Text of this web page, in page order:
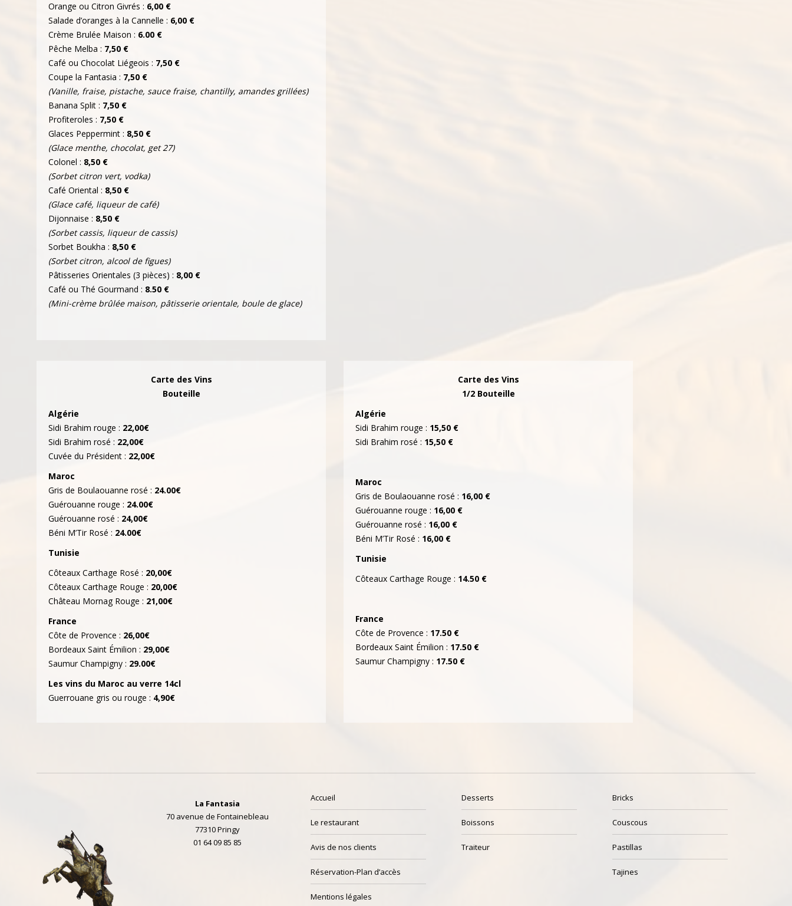
Orange ou Citron Givrés : 6,00 €
Salade d’oranges à la Cannelle : 6,00 €
Crème Brulée Maison : 6.00 €
Pêche Melba : 7,50 €
Café ou Chocolat Liégeois : 7,50 €
Coupe la Fantasia : 7,50 €
(Vanille, fraise, pistache, sauce fraise, chantilly, amandes grillées)
Banana Split : 7,50 €
Profiteroles : 7,50 €
Glaces Peppermint : 8,50 €
(Glace menthe, chocolat, get 27)
Colonel : 8,50 €
(Sorbet citron vert, vodka)
Café Oriental : 8,50 €
(Glace café, liqueur de café)
Dijonnaise : 8,50 €
(Sorbet cassis, liqueur de cassis)
Sorbet Boukha : 8,50 €
(Sorbet citron, alcool de figues)
Pâtisseries Orientales (3 pièces) : 8,00 €
Café ou Thé Gourmand : 8.50 €
(Mini-crème brûlée maison, pâtisserie orientale, boule de glace)
Carte des Vins
Bouteille
Algérie
Sidi Brahim rouge : 22,00€
Sidi Brahim rosé : 22,00€
Cuvée du Président : 22,00€
Maroc
Gris de Boulaouanne rosé : 24.00€
Guérouanne rouge : 24.00€
Guérouanne rosé : 24,00€
Béni M’Tir Rosé : 24.00€
Tunisie
Côteaux Carthage Rosé : 20,00€
Côteaux Carthage Rouge : 20,00€
Château Mornag Rouge : 21,00€
France
Côte de Provence : 26,00€
Bordeaux Saint Émilion : 29,00€
Saumur Champigny : 29.00€
Les vins du Maroc au verre 14cl
Guerrouane gris ou rouge : 4,90€
Carte des Vins
1/2 Bouteille
Algérie
Sidi Brahim rouge : 15,50 €
Sidi Brahim rosé : 15,50 €
Maroc
Gris de Boulaouanne rosé : 16,00 €
Guérouanne rouge : 16,00 €
Guérouanne rosé : 16,00 €
Béni M’Tir Rosé : 16,00 €
Tunisie
Côteaux Carthage Rouge : 14.50 €
France
Côte de Provence : 17.50 €
Bordeaux Saint Émilion : 17.50 €
Saumur Champigny : 17.50 €
La Fantasia
70 avenue de Fontainebleau
77310 Pringy
01 64 09 85 85
Accueil
Le restaurant
Avis de nos clients
Réservation-Plan d’accès
Mentions légales
Desserts
Boissons
Traiteur
Bricks
Couscous
Pastillas
Tajines